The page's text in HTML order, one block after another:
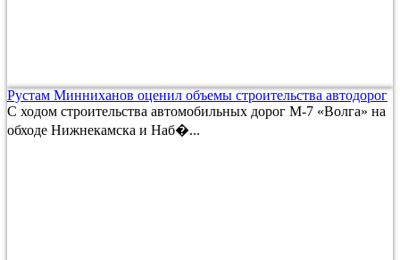
Рустам Минниханов оценил объемы строительства автодорог
С ходом строительства автомобильных дорог М-7 «Волга» на
обходе Нижнекамска и Наб�...